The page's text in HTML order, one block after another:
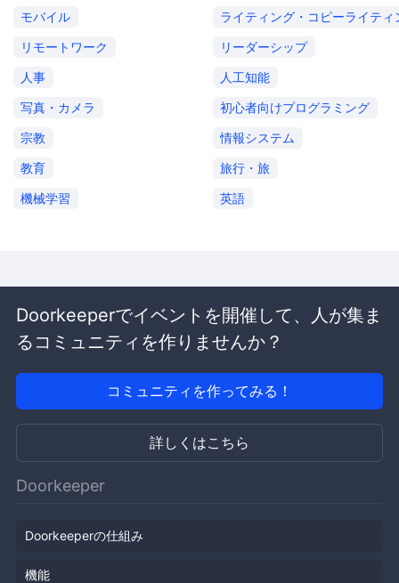
モバイル
ライティング・コピーライティ
リモートワーク
リーダーシップ
人事
人工知能
写真・カメラ
初心者向けプログラミング
宗教
情報システム
教育
旅行・旅
機械学習
英語
Doorkeeperでイベントを開催して、人が集ま
るコミュニティを作りませんか？
コミュニティを作ってみる！
詳しくはこちら
Doorkeeper
Doorkeeperの仕組み
機能